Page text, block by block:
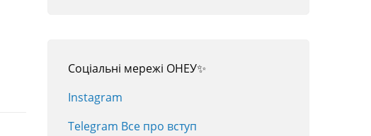
Соціальні мережі ОНЕУ✨
Instagram
Telegram Все про вступ